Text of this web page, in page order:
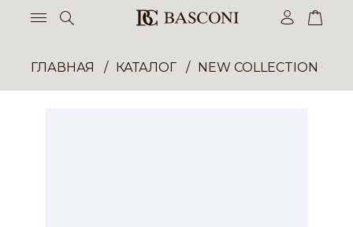
ГЛАВНАЯ КАТАЛОГ NEW COLLECTION